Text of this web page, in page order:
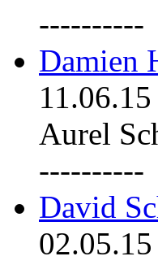
----------
Damien
11.06.15
Aurel
----------
David
02.05.15